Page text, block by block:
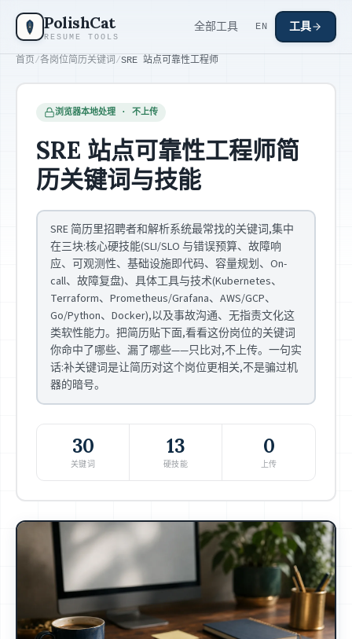
跳到主要内容
PolishCat
RESUME TOOLS
全部工具 EN 工具
首页/各岗位简历关键词 /SRE 站点可靠性工程师
浏览器本地处理 · 不上传
SRE 站点可靠性工程师简
历关键词与技能
SRE 简历里招聘者和解析系统最常找的关键词,集中
在三块:核心硬技能(SLI/SLO 与错误预算、故障响
应、可观测性、基础设施即代码、容量规划、On-
call、故障复盘)、具体工具与技术(Kubernetes、
Terraform、Prometheus/Grafana、AWS/GCP、
Go/Python、Docker),以及事故沟通、无指责文化这
类软性能力。把简历贴下面,看看这份岗位的关键词
你命中了哪些、漏了哪些——只比对,不上传。一句实
话:补关键词是让简历对这个岗位更相关,不是骗过机
器的暗号。
30
关键词
13
硬技能
0
上传